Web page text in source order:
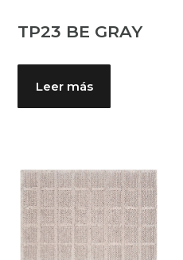
TP23 BE GRAY
Leer más